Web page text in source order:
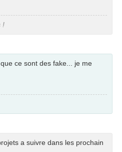
!
ce sont des fake... je me
a suivre dans les prochain